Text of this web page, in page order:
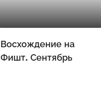
Восхождение на
Фишт. Сентябрь